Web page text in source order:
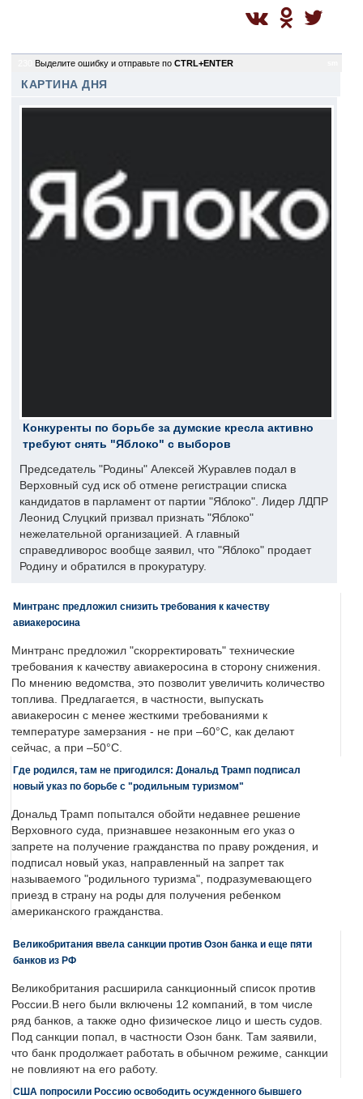
Выделите ошибку и отправьте по CTRL+ENTER
КАРТИНА ДНЯ
Конкуренты по борьбе за думские кресла активно
требуют снять "Яблоко" с выборов
Председатель "Родины" Алексей Журавлев подал в
Верховный суд иск об отмене регистрации списка
кандидатов в парламент от партии "Яблоко". Лидер ЛДПР
Леонид Слуцкий призвал признать "Яблоко"
нежелательной организацией. А главный
справедливорос вообще заявил, что "Яблоко" продает
Родину и обратился в прокуратуру.
Минтранс предложил снизить требования к качеству
авиакеросина
Минтранс предложил "скорректировать" технические
требования к качеству авиакеросина в сторону снижения.
По мнению ведомства, это позволит увеличить количество
топлива. Предлагается, в частности, выпускать
авиакеросин с менее жесткими требованиями к
температуре замерзания - не при –60°C, как делают
сейчас, а при –50°C.
Где родился, там не пригодился: Дональд Трамп подписал
новый указ по борьбе с "родильным туризмом"
Дональд Трамп попытался обойти недавнее решение
Верховного суда, признавшее незаконным его указ о
запрете на получение гражданства по праву рождения, и
подписал новый указ, направленный на запрет так
называемого "родильного туризма", подразумевающего
приезд в страну на роды для получения ребенком
американского гражданства.
Великобритания ввела санкции против Озон банка и еще пяти
банков из РФ
Великобритания расширила санкционный список против
России.В него были включены 12 компаний, в том числе
ряд банков, а также одно физическое лицо и шесть судов.
Под санкции попал, в частности Озон банк. Там заявили,
что банк продолжает работать в обычном режиме, санкции
не повлияют на его работу.
США попросили Россию освободить осужденного бывшего